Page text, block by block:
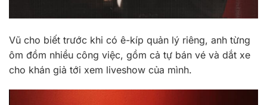
Vũ cho biết trước khi có ê-kíp quản lý riêng, anh từng
ôm đồm nhiều công việc, gồm cả tự bán vé và dắt xe
cho khán giả tới xem liveshow của mình.